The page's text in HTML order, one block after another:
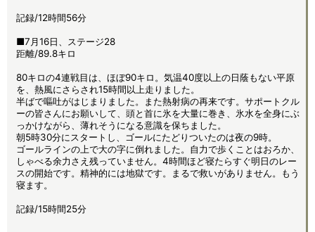
記録/12時間56分
■7月16日、ステージ28
距離/89.8キロ
80キロの4連戦目は、ほぼ90キロ。気温40度以上の日蔭もない平原
を、熱風にさらされ15時間以上走りました。
半ばで嘔吐がはじまりました。また熱射病の再来です。サポートクル
ーの皆さんにお願いして、頭と首に氷を大量に巻き、氷水を全身にぶ
っかけながら、薄れそうになる意識を保ちました。
朝5時30分にスタートし、ゴールにたどりついたのは夜の9時。
ゴールラインの上で大の字に倒れました。自力で歩くことはおろか、
しゃべる余力さえ残っていません。4時間ほど寝たらすぐ明日のレー
スの開始です。精神的には地獄です。まるで救いがありません。もう
寝ます。
記録/15時間25分